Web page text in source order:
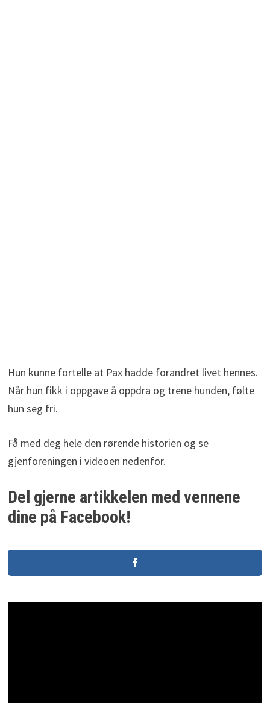
Hun kunne fortelle at Pax hadde forandret livet hennes.
Når hun fikk i oppgave å oppdra og trene hunden, følte
hun seg fri.
Få med deg hele den rørende historien og se
gjenforeningen i videoen nedenfor.
Del gjerne artikkelen med vennene
dine på Facebook!